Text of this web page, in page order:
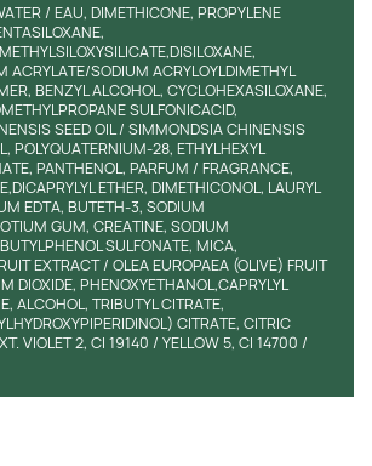
/ EAU, DIMETHICONE, PROPYLENE
ACRYLATE/SODIUM ACRYLOYLDIMETHYL
BENZYL ALCOHOL, CYCLOHEXASILOXANE,
SULFONICACID,
SEED OIL / SIMMONDSIA CHINENSIS
POLYQUATERNIUM-28, ETHYLHEXYL
PANTHENOL, PARFUM / FRAGRANCE,
ETHER, DIMETHICONOL, LAURYL
EDTA, BUTETH-3, SODIUM
GUM, CREATINE, SODIUM
SULFONATE, MICA,
EXTRACT / OLEA EUROPAEA (OLIVE) FRUIT
DIOXIDE, PHENOXYETHANOL,CAPRYLYL
ALCOHOL, TRIBUTYL CITRATE,
CITRATE, CITRIC
VIOLET 2, CI 19140 / YELLOW 5, CI 14700 /